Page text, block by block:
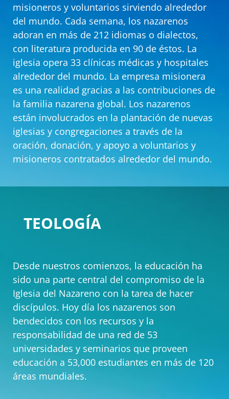
misioneros y voluntarios sirviendo alrededor
del mundo. Cada semana, los nazarenos
adoran en más de 212 idiomas o dialectos,
con literatura producida en 90 de éstos. La
iglesia opera 33 clínicas médicas y hospitales
alrededor del mundo. La empresa misionera
es una realidad gracias a las contribuciones de
la familia nazarena global. Los nazarenos
están involucrados en la plantación de nuevas
iglesias y congregaciones a través de la
oración, donación, y apoyo a voluntarios y
misioneros contratados alrededor del mundo.
TEOLOGÍA
Desde nuestros comienzos, la educación ha
sido una parte central del compromiso de la
Iglesia del Nazareno con la tarea de hacer
discípulos. Hoy día los nazarenos son
bendecidos con los recursos y la
responsabilidad de una red de 53
universidades y seminarios que proveen
educación a 53,000 estudiantes en más de 120
áreas mundiales.